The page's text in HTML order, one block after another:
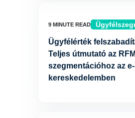
Ügyfélérték
Teljes útmutató az
szegmentációhoz az e-
kereskedelemben